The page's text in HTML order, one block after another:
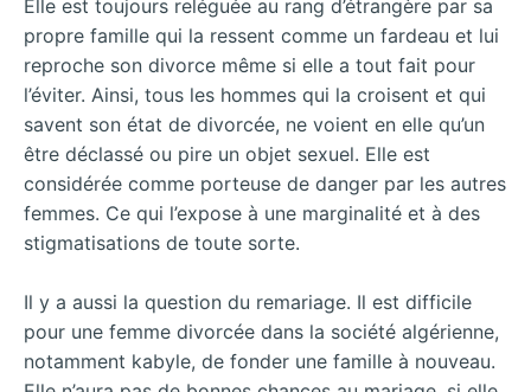
Elle est toujours reléguée au rang d’étrangère par sa
propre famille qui la ressent comme un fardeau et lui
reproche son divorce même si elle a tout fait pour
l’éviter. Ainsi, tous les hommes qui la croisent et qui
savent son état de divorcée, ne voient en elle qu’un
être déclassé ou pire un objet sexuel. Elle est
considérée comme porteuse de danger par les autres
femmes. Ce qui l’expose à une marginalité et à des
stigmatisations de toute sorte.
Il y a aussi la question du remariage. Il est difficile
pour une femme divorcée dans la société algérienne,
notamment kabyle, de fonder une famille à nouveau.